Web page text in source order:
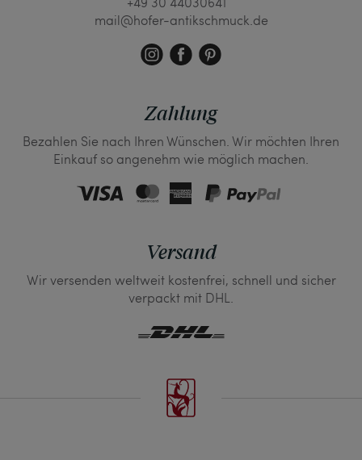
mail@hofer-antikschmuck.de
Zahlung
Bezahlen Sie nach Ihren Wünschen. Wir möchten Ihren
Einkauf so angenehm wie möglich machen.
Versand
Wir versenden weltweit kostenfrei, schnell und sicher
verpackt mit DHL.